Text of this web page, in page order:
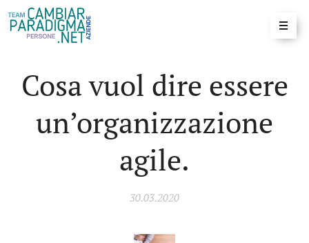
Cosa vuol dire essere
un’organizzazione
agile.
30.03.2020